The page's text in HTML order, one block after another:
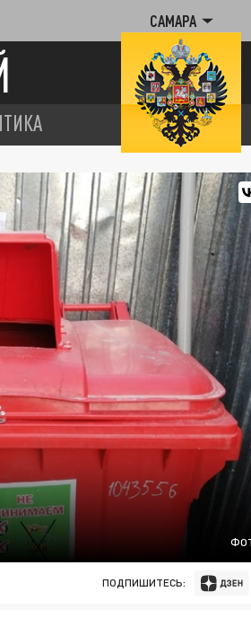
САМАРА
ПОДПИШИТЕСЬ: